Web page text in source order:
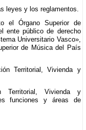
leyes y los reglamentos.
el Órgano Superior de
ente público de derecho
Universitario Vasco»,
de Música del País
Territorial, Vivienda y
Territorial, Vivienda y
funciones y áreas de